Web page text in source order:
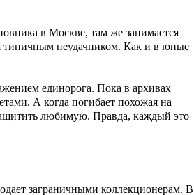
в Москве, там же занимается
типичным неудачником. Как и в юные
единорога. Пока в архивах
А когда погибает похожая на
любимую. Правда, каждый это
заграничными коллекционерам. В